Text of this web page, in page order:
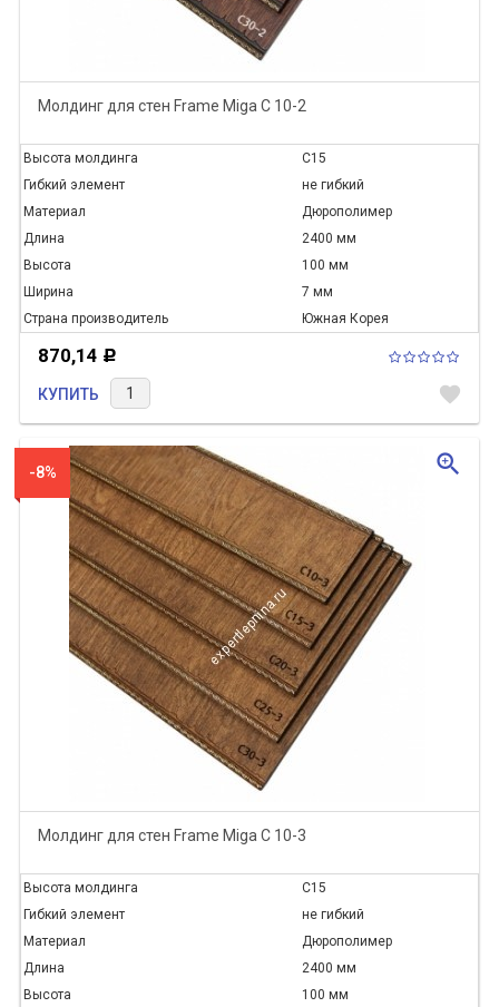
Молдинг для стен Frame Miga C 10-2
Высота молдинга
C15
Гибкий элемент
не гибкий
Материал
Дюрополимер
Длина
2400 мм
Высота
100 мм
Ширина
7 мм
Страна производитель
Южная Корея
870,14 Р
КУПИТЬ favorite
-8%
Молдинг для стен Frame Miga C 10-3
Высота молдинга
C15
Гибкий элемент
не гибкий
Материал
Дюрополимер
Длина
2400 мм
Высота
100 мм
zoom_in